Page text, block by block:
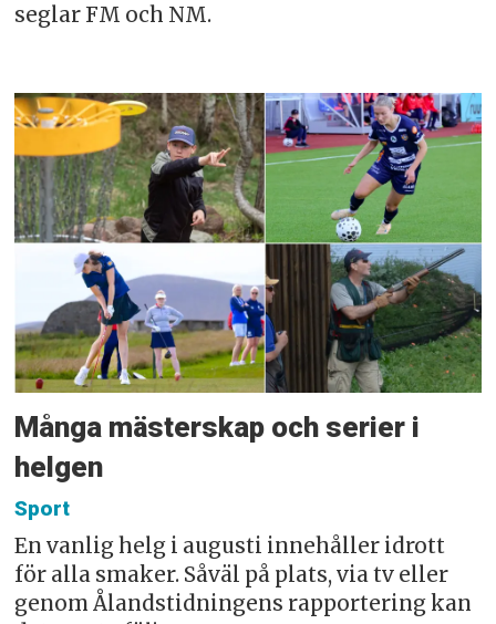
seglar FM och NM.
Många mästerskap och serier i
helgen
Sport
En vanlig helg i augusti innehåller idrott
för alla smaker. Såväl på plats, via tv eller
genom Ålandstidningens rapportering kan